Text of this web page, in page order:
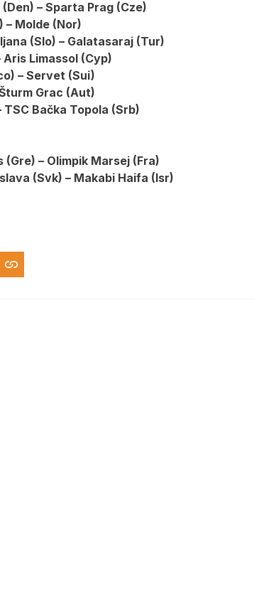
– Sparta Prag (Cze)
– Molde (Nor)
(Slo) – Galatasaraj (Tur)
Aris Limassol (Cyp)
– Servet (Sui)
Grac (Aut)
TSC Bačka Topola (Srb)
(Gre) – Olimpik Marsej (Fra)
(Svk) – Makabi Haifa (Isr)